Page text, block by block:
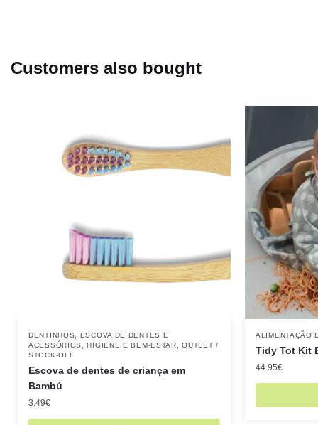
Customers also bought
DENTINHOS
ESCOVA DE DENTES E
ACESSÓRIOS
,HIGIENE E BEM-ESTAR ,OUTLET /
STOCK-OFF
Escova de dentes de criança em
Bambú
3.49€
ALIMENTAÇÃO
Tidy Tot Kit
44.95€